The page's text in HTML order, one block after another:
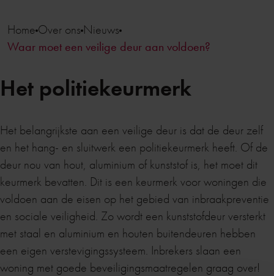
Home Over ons Nieuws
Waar moet een veilige deur aan voldoen?
Het politiekeurmerk
Het belangrijkste aan een veilige deur is dat de deur zelf
en het hang- en sluitwerk een politiekeurmerk heeft. Of de
deur nou van hout, aluminium of kunststof is, het moet dit
keurmerk bevatten. Dit is een keurmerk voor woningen die
voldoen aan de eisen op het gebied van inbraakpreventie
en sociale veiligheid. Zo wordt een kunststofdeur versterkt
met staal en aluminium en houten buitendeuren hebben
een eigen verstevigingssysteem. Inbrekers slaan een
woning met goede beveiligingsmaatregelen graag over!